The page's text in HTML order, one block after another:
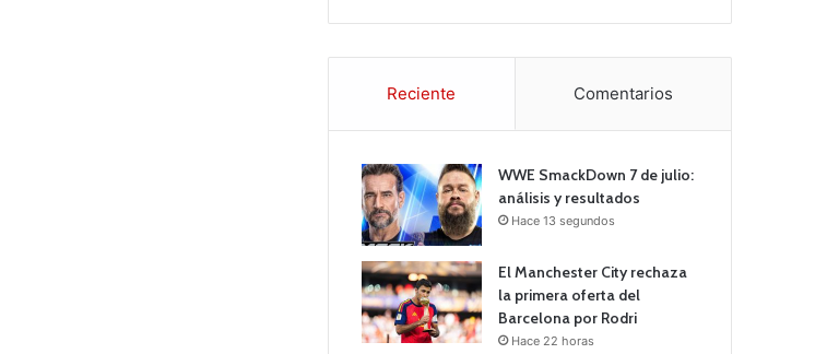
Reciente Comentarios
WWE SmackDown 7 de julio:
análisis y resultados
Hace 13 segundos
El Manchester City rechaza
la primera oferta del
Barcelona por Rodri
Hace 22 horas